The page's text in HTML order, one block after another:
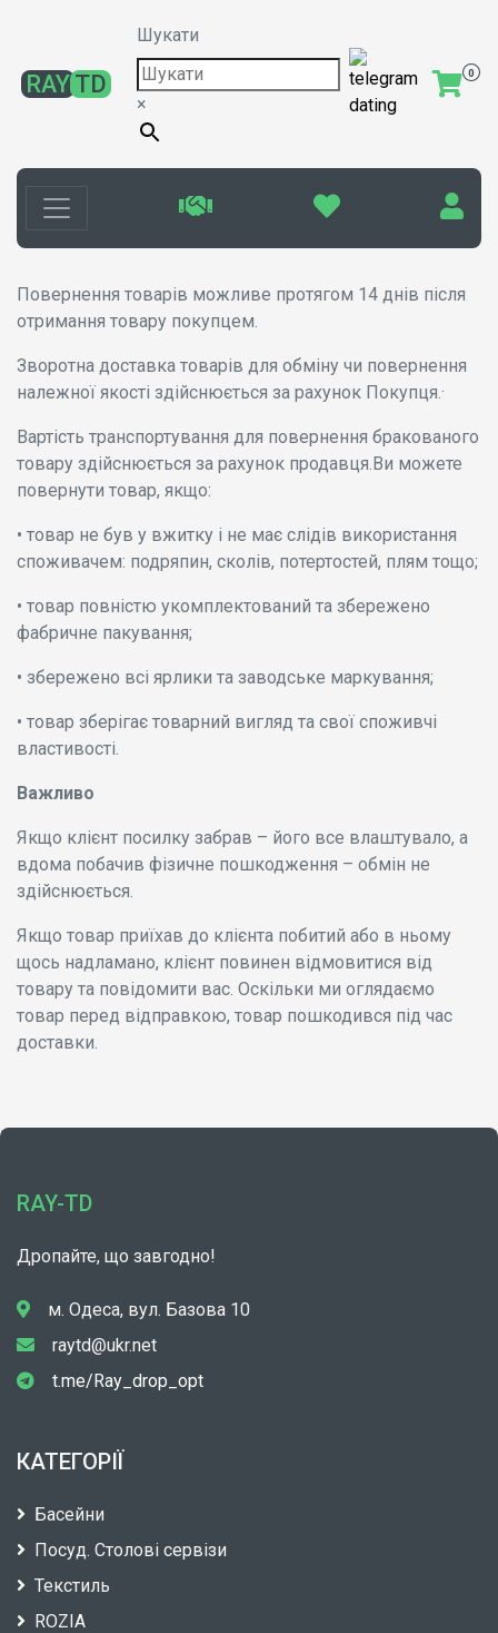
RAY TD
Шукати
×
0
Повернення товарів можливе протягом 14 днів після
отримання товару покупцем.
Зворотна доставка товарів для обміну чи повернення
належної якості здійснюється за рахунок Покупця.·
Вартість транспортування для повернення бракованого
товару здійснюється за рахунок продавця.Ви можете
повернути товар, якщо:
• товар не був у вжитку і не має слідів використання
споживачем: подряпин, сколів, потертостей, плям тощо;
• товар повністю укомплектований та збережено
фабричне пакування;
• збережено всі ярлики та заводське маркування;
• товар зберігає товарний вигляд та свої споживчі
властивості.
Важливо
Якщо клієнт посилку забрав – його все влаштувало, а
вдома побачив фізичне пошкодження – обмін не
здійснюється.
Якщо товар приїхав до клієнта побитий або в ньому
щось надламано, клієнт повинен відмовитися від
товару та повідомити вас. Оскільки ми оглядаємо
товар перед відправкою, товар пошкодився під час
доставки.
RAY-TD
Дропайте, що завгодно!
м. Одеса, вул. Базова 10
raytd@ukr.net
t.me/Ray_drop_opt
КАТЕГОРІЇ
Басейни
Посуд. Столові сервізи
Текстиль
ROZIA